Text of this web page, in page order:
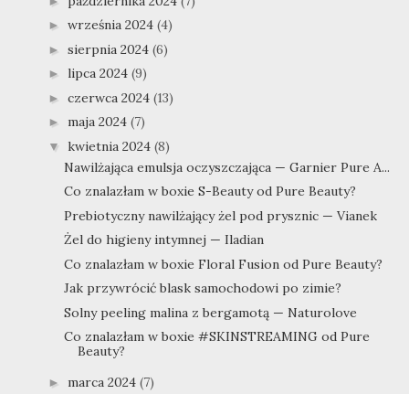
► września 2024 (4)
► sierpnia 2024 (6)
► lipca 2024 (9)
► czerwca 2024 (13)
► maja 2024 (7)
▼ kwietnia 2024 (8)
Nawilżająca emulsja oczyszczająca — Garnier Pure A...
Co znalazłam w boxie S-Beauty od Pure Beauty?
Prebiotyczny nawilżający żel pod prysznic — Vianek
Żel do higieny intymnej — Iladian
Co znalazłam w boxie Floral Fusion od Pure Beauty?
Jak przywrócić blask samochodowi po zimie?
Solny peeling malina z bergamotą — Naturolove
Co znalazłam w boxie #SKINSTREAMING od Pure
Beauty?
► marca 2024 (7)